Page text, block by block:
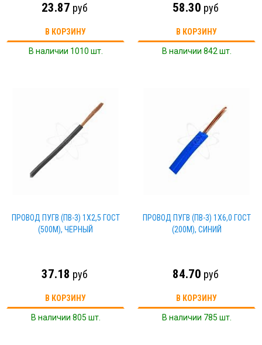
23.87 руб
В КОРЗИНУ
В наличии 1010 шт.
58.30 руб
В КОРЗИНУ
В наличии 842 шт.
ПРОВОД ПУГВ (ПВ-3) 1Х2,5 ГОСТ
(500М), ЧЕРНЫЙ
37.18 руб
В КОРЗИНУ
В наличии 805 шт.
ПРОВОД ПУГВ (ПВ-3) 1Х6,0 ГОСТ
(200М), СИНИЙ
84.70 руб
В КОРЗИНУ
В наличии 785 шт.